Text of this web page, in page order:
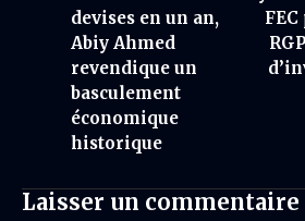
devises en un an,
Abiy Ahmed
revendique un
basculement
économique
historique
Laisser un commentaire